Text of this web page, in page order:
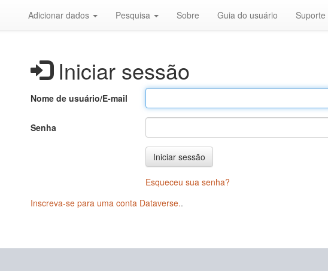
Adicionar dados Pesquisa Sobre Guia do usuário Suporte
Iniciar sessão
Nome de usuário/E-mail
Senha
Iniciar sessão
Esqueceu sua senha?
Inscreva-se para uma conta Dataverse..